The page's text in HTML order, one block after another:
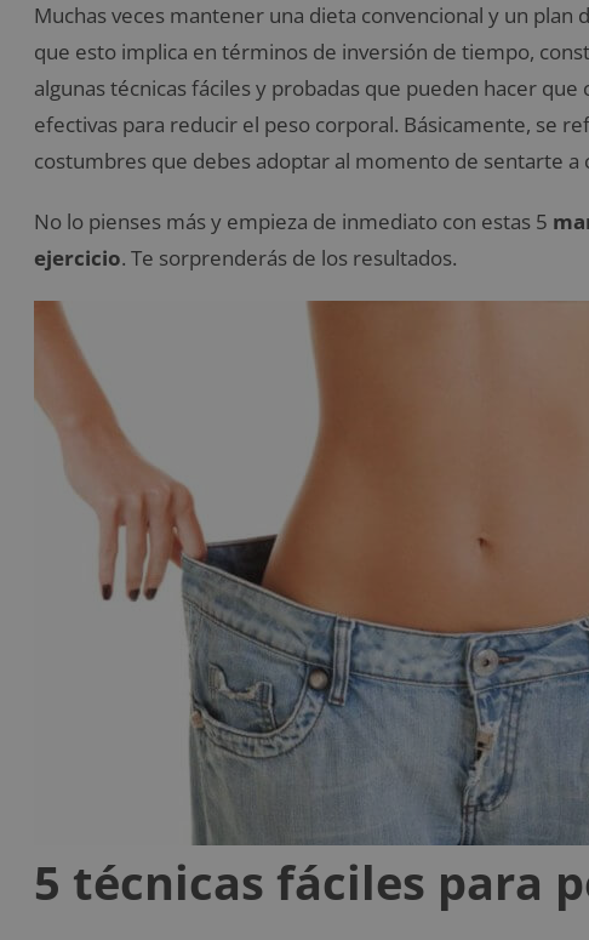
Muchas veces mantener una dieta convencional y un
que esto implica en términos de inversión de tiempo,
algunas técnicas fáciles y probadas que pueden hacer
efectivas para reducir el peso corporal. Básicamente, se
costumbres que debes adoptar al momento de sentarte a
No lo pienses más y empieza de inmediato con estas 5
ejercicio. Te sorprenderás de los resultados.
5 técnicas fáciles para